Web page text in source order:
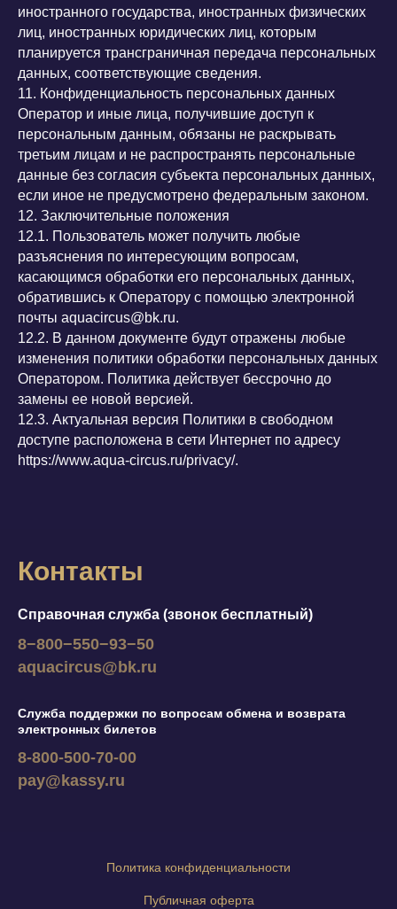
иностранного государства, иностранных физических
лиц, иностранных юридических лиц, которым
планируется трансграничная передача персональных
данных, соответствующие сведения.
11. Конфиденциальность персональных данных
Оператор и иные лица, получившие доступ к
персональным данным, обязаны не раскрывать
третьим лицам и не распространять персональные
данные без согласия субъекта персональных данных,
если иное не предусмотрено федеральным законом.
12. Заключительные положения
12.1. Пользователь может получить любые
разъяснения по интересующим вопросам,
касающимся обработки его персональных данных,
обратившись к Оператору с помощью электронной
почты aquacircus@bk.ru.
12.2. В данном документе будут отражены любые
изменения политики обработки персональных данных
Оператором. Политика действует бессрочно до
замены ее новой версией.
12.3. Актуальная версия Политики в свободном
доступе расположена в сети Интернет по адресу
https://www.aqua-circus.ru/privacy/.
Контакты
Справочная служба (звонок бесплатный)
8−800−550−93−50
aquacircus@bk.ru
Служба поддержки по вопросам обмена и возврата
электронных билетов
8-800-500-70-00
pay@kassy.ru
Политика конфиденциальности
Публичная оферта